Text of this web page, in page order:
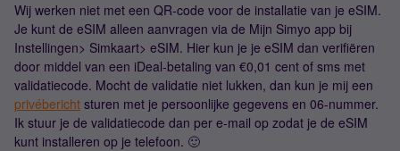
Wij werken niet met een QR-code voor de installatie van je eSIM.
Je kunt de eSIM alleen aanvragen via de Mijn Simyo app bij
Instellingen> Simkaart> eSIM. Hier kun je je eSIM dan verifiëren
door middel van een iDeal-betaling van €0,01 cent of sms met
validatiecode. Mocht de validatie niet lukken, dan kun je mij een
privébericht sturen met je persoonlijke gegevens en 06-nummer.
Ik stuur je de validatiecode dan per e-mail op zodat je de eSIM
kunt installeren op je telefoon. 🙂